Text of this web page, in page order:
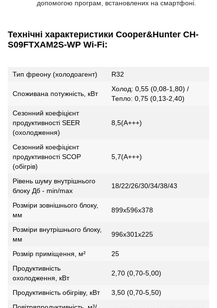
допомогою програм, встановлених на смартфоні.
Технічні характеристики Cooper&Hunter CH-
S09FTXAM2S-WP Wi-Fi:
Тип фреону (холодоагент) R32
Споживана потужність, кВт
Холод: 0,55 (0,08-1,80) /
Тепло: 0,75 (0,13-2,40)
Сезонний коефіцієнт
продуктивності SEER
(охолодження)
8,5(А+++)
Сезонний коефіцієнт
продуктивності SCOP
(обігрів)
5,7(А+++)
Рівень шуму внутрішнього
блоку Дб - min/max
18/22/26/30/34/38/43
Розміри зовнішнього блоку,
мм
899х596х378
Розміри внутрішнього блоку,
мм
996х301х225
Розмір приміщення, м²
25
Продуктивність
охолодження, кВт
2,70 (0,70-5,00)
Продуктивність обігріву, кВт
3,50 (0,70-5,50)